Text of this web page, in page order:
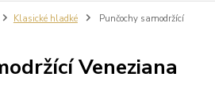
Klasické hladké
Punčochy samodržící
Veneziana